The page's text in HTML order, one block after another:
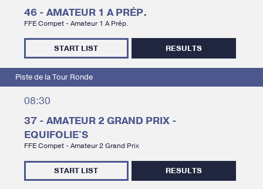
46 - AMATEUR 1 A PRÉP.
FFE Compet - Amateur 1 A Prép.
START LIST RESULTS
Piste de la Tour Ronde
08:30
37 - AMATEUR 2 GRAND PRIX -
EQUIFOLIE'S
FFE Compet - Amateur 2 Grand Prix
START LIST RESULTS